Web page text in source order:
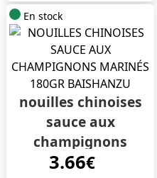
En stock
nouilles chinoises
sauce aux
champignons
marinés 180gr
3.66€